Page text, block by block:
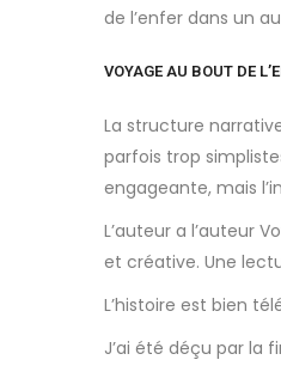
de l’enfer dans un
VOYAGE AU BOUT DE
La structure
parfois trop
engageante, mais
L’auteur a l’auteur
et créative. Une
L’histoire est bien
J’ai été déçu par la